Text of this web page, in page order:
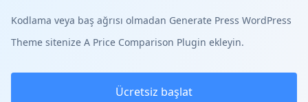
Kodlama veya baş ağrısı olmadan Generate Press WordPress
Theme sitenize A Price Comparison Plugin ekleyin.
Ücretsiz başlat